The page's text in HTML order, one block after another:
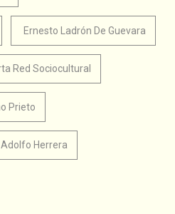
Ernesto Ladrón De Guevara
Red Sociocultural
Prieto
Adolfo Herrera